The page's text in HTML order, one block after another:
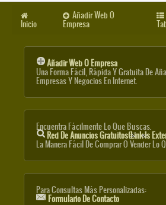
Inicio
Añadir Web O
Empresa
Añadir Web O Empresa
Una Forma Fácil, Rápida Y Gratuita De
Empresas Y Negocios En Internet.
Encuentra Fácilmente Lo Que Buscas.
Red De Anuncios Gratuitos(link Is
La Manera Fácil De Comprar O Vender Lo
Para Consultas Más Personalizadas:
Formulario De Contacto